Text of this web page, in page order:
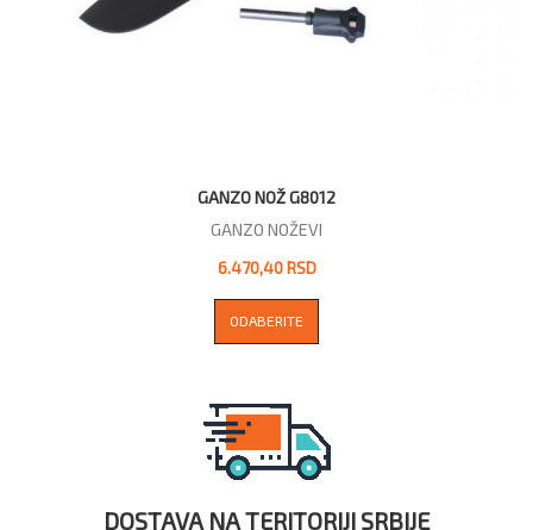
GANZO NOŽ G8012
GANZO NOŽEVI
6.470,40 RSD
ODABERITE
DOSTAVA NA TERITORIJI SRBIJE